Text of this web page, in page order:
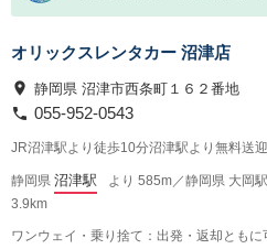
オリックスレンタカー 沼津店
静岡県 沼津市西条町１６２番地
055-952-0543
JR沼津駅より徒歩10分沼津駅より無料送
静岡県 沼津駅
より 585m／静岡県 大岡
3.9km
ワンウェイ・乗り捨て：出発・返却ともに